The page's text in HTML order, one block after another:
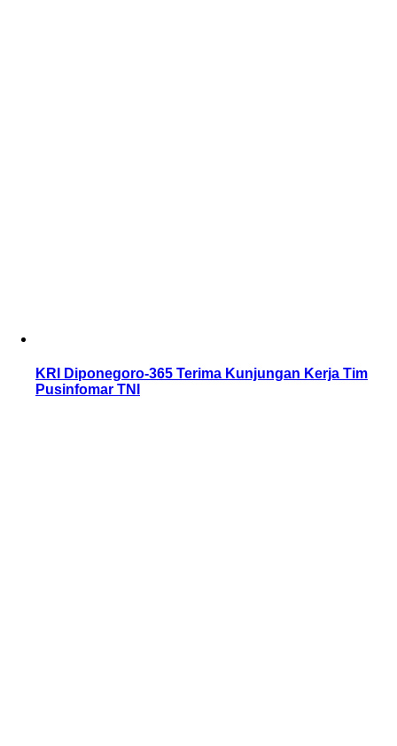
KRI Diponegoro-365 Terima Kunjungan Kerja Tim
Pusinfomar TNI